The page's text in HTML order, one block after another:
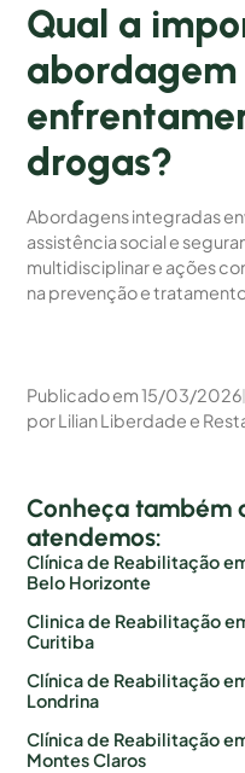
Qual a
drogas?
Abordagens integradas
assistência social e
multidisciplinar e ações
na prevenção e
Publicado em15/03/2026
porLilian Liberdade e
Conheça também
atendemos:
Clínica de Reabilitação
Belo Horizonte
Clinica de Reabilitação
Curitiba
Clínica de Reabilitação
Londrina
Clínica de Reabilitação
Montes Claros